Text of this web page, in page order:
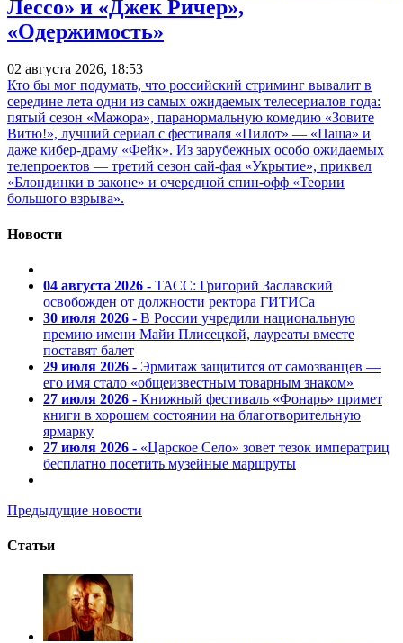
Лессо» и «Джек Ричер»,
«Одержимость»
02 августа 2026, 18:53
Кто бы мог подумать, что российский стриминг вывалит в
середине лета одни из самых ожидаемых телесериалов года:
пятый сезон «Мажора», паранормальную комедию «Зовите
Витю!», лучший сериал с фестиваля «Пилот» — «Паша» и
даже кибер-драму «Фейк». Из зарубежных особо ожидаемых
телепроектов — третий сезон сай-фая «Укрытие», приквел
«Блондинки в законе» и очередной спин-офф «Теории
большого взрыва».
Новости
04 августа 2026 - ТАСС: Григорий Заславский
освобожден от должности ректора ГИТИСа
30 июля 2026 - В России учредили национальную
премию имени Майи Плисецкой, лауреаты вместе
поставят балет
29 июля 2026 - Эрмитаж защитится от самозванцев —
его имя стало «общеизвестным товарным знаком»
27 июля 2026 - Книжный фестиваль «Фонарь» примет
книги в хорошем состоянии на благотворительную
ярмарку
27 июля 2026 - «Царское Село» зовет тезок императриц
бесплатно посетить музейные маршруты
Предыдущие новости
Статьи